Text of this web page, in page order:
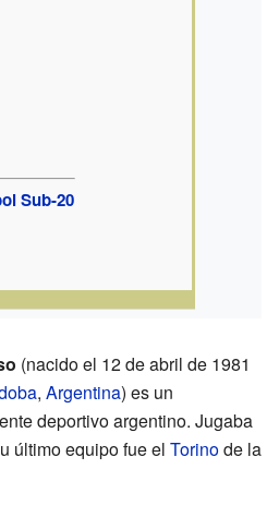
Sub-20
(nacido el 12 de abril de 1981
, Argentina) es un
deportivo argentino. Jugaba
último equipo fue el Torinode la